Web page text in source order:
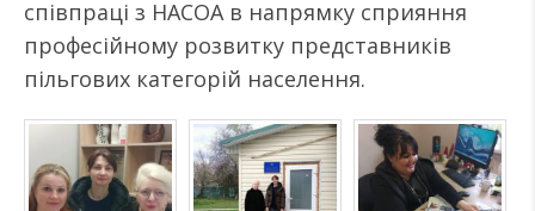
співпраці з НАСОА в напрямку сприяння
професійному розвитку представників
пільгових категорій населення.